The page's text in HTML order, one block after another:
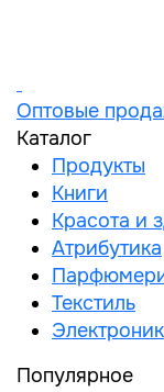
Оптовые
Каталог
Продукты
Книги
Красота и
Атрибутика
Текстиль
Популярное